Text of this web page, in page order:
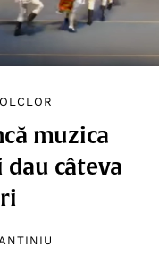
muzica
câteva